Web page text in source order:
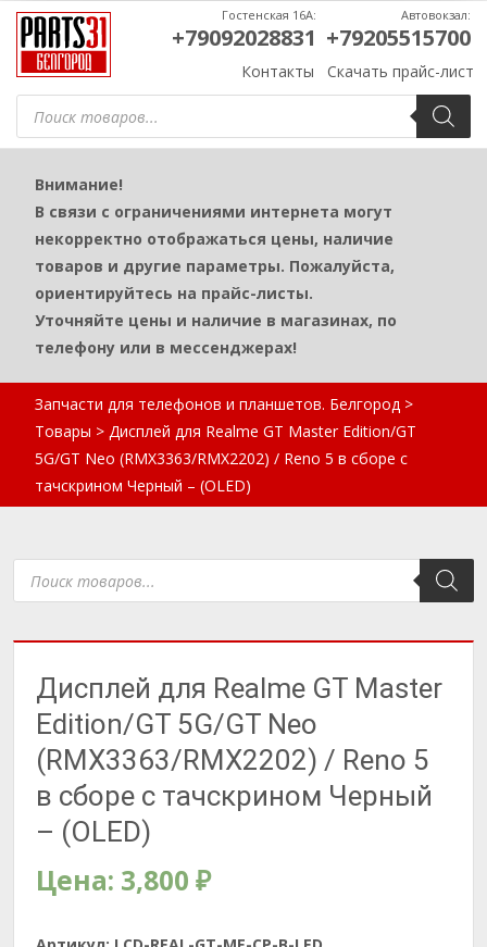
Поиск
товаров
Контакты Скачать прайс-лист
Гостенская 16А:
+79092028831
Автовокзал:
+79205515700
Внимание!
В связи с ограничениями интернета могут
некорректно отображаться цены, наличие
товаров и другие параметры. Пожалуйста,
ориентируйтесь на прайс-листы.
Уточняйте цены и наличие в магазинах, по
телефону или в мессенджерах!
Запчасти для телефонов и планшетов. Белгород >
Товары > Дисплей для Realme GT Master Edition/GT
5G/GT Neo (RMX3363/RMX2202) / Reno 5 в сборе с
тачскрином Черный – (OLED)
Поиск
товаров
Дисплей для Realme GT Master
Edition/GT 5G/GT Neo
(RMX3363/RMX2202) / Reno 5
в сборе с тачскрином Черный
– (OLED)
Цена: 3,800 ₽